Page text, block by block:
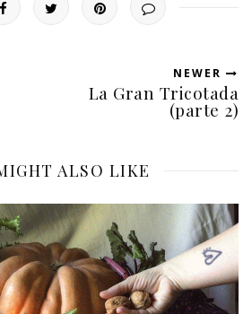
NEWER
La Gran Tricotada
(parte 2)
ALSO LIKE